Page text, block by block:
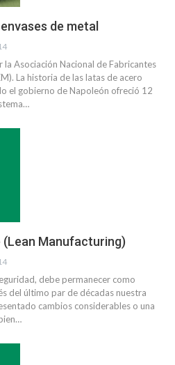
de metal
Asociación Nacional de Fabricantes
La historia de las latas de acero
el gobierno de Napoleón ofreció 12
Manufacturing)
debe permanecer como
del último par de décadas nuestra
cambios considerables o una